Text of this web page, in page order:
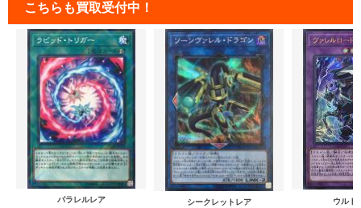
こちらも買取受付中！
パラレルレア シークレットレア ウルト